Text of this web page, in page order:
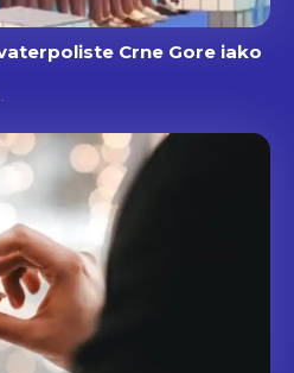
Crne Gore iako